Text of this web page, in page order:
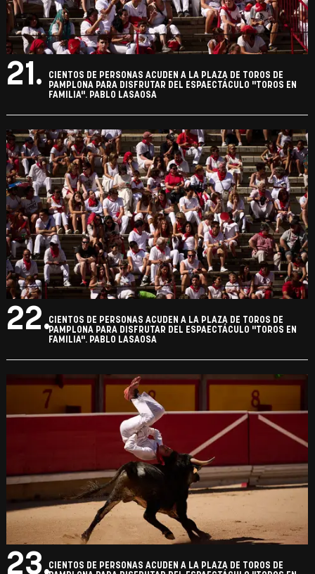
21.
CIENTOS DE PERSONAS ACUDEN A LA PLAZA DE TOROS DE
PAMPLONA PARA DISFRUTAR DEL ESPAECTÁCULO "TOROS EN
FAMILIA". PABLO LASAOSA
22.CIENTOS DE PERSONAS ACUDEN A LA PLAZA DE TOROS DE
PAMPLONA PARA DISFRUTAR DEL ESPAECTÁCULO "TOROS EN
FAMILIA". PABLO LASAOSA
23.CIENTOS DE PERSONAS ACUDEN A LA PLAZA DE TOROS DE